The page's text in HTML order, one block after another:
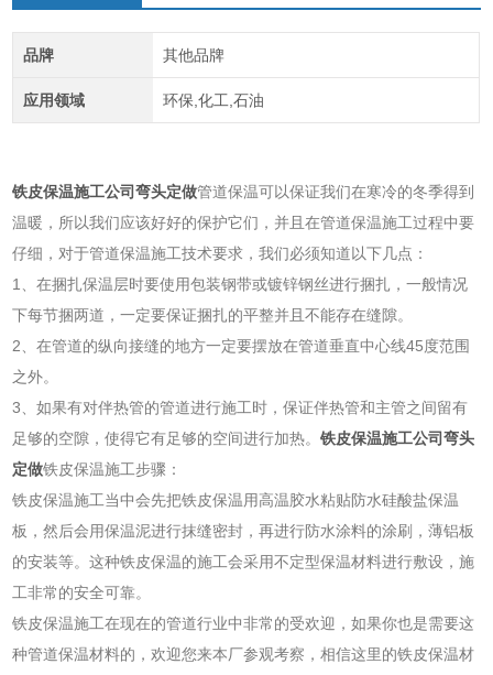
品牌 其他品牌
应用领域 环保,化工,石油
铁皮保温施工公司弯头定做管道保温可以保证我们在寒冷的冬季得到
温暖，所以我们应该好好的保护它们，并且在管道保温施工过程中要
仔细，对于管道保温施工技术要求，我们必须知道以下几点：
1、在捆扎保温层时要使用包装钢带或镀锌钢丝进行捆扎，一般情况
下每节捆两道，一定要保证捆扎的平整并且不能存在缝隙。
2、在管道的纵向接缝的地方一定要摆放在管道垂直中心线45度范围
之外。
3、如果有对伴热管的管道进行施工时，保证伴热管和主管之间留有
足够的空隙，使得它有足够的空间进行加热。铁皮保温施工公司弯头
定做铁皮保温施工步骤：
铁皮保温施工当中会先把铁皮保温用高温胶水粘贴防水硅酸盐保温
板，然后会用保温泥进行抹缝密封，再进行防水涂料的涂刷，薄铝板
的安装等。这种铁皮保温的施工会采用不定型保温材料进行敷设，施
工非常的安全可靠。
铁皮保温施工在现在的管道行业中非常的受欢迎，如果你也是需要这
种管道保温材料的，欢迎您来本厂参观考察，相信这里的铁皮保温材